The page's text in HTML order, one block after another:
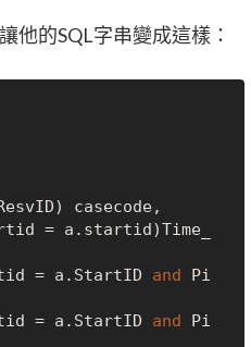
他的SQL字串變成這樣：
casecode,
= a.startid)Time_
= a.StartID and Pi
= a.StartID and Pi